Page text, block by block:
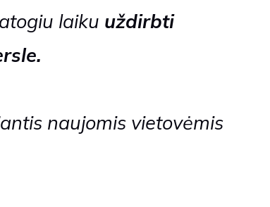
laiku uždirbti
naujomis vietovėmis